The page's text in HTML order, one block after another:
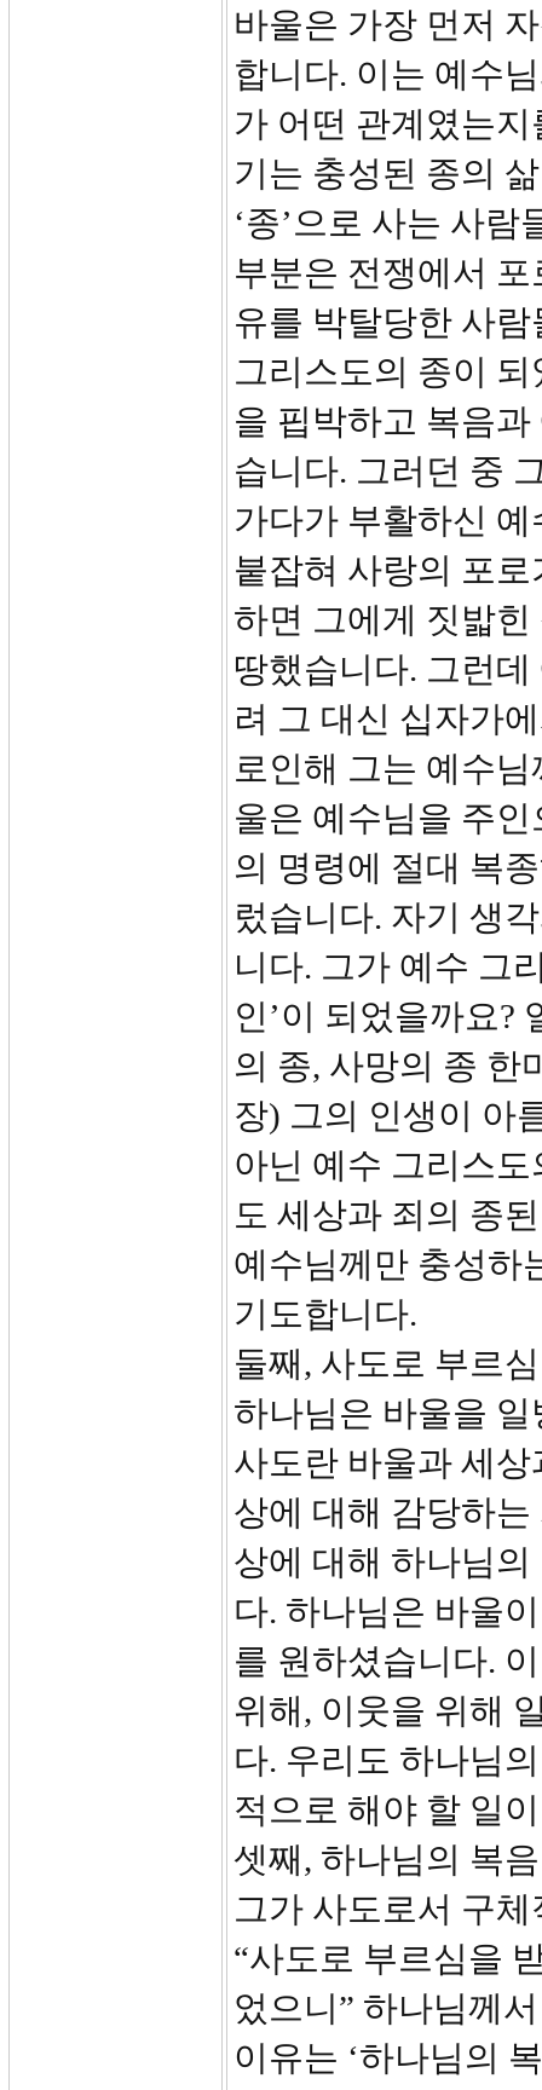
바울은 가장 먼저
합니다. 이는 예수
가 어떤 관계였는
기는 충성된 종의
‘종’으로 사는 사
부분은 전쟁에서
유를 박탈당한 사
그리스도의 종이
을 핍박하고 복음
습니다. 그러던 중
가다가 부활하신
붙잡혀 사랑의 포
하면 그에게 짓밟
땅했습니다. 그런
려 그 대신 십자가
로인해 그는 예수
울은 예수님을 주인
의 명령에 절대 복
렀습니다. 자기 생
니다. 그가 예수 그
인’이 되었을까요?
의 종, 사망의 종 한
장) 그의 인생이 아
아닌 예수 그리스
도 세상과 죄의 종
예수님께만 충성하
기도합니다.
둘째, 사도로 부르
하나님은 바울을
사도란 바울과 세
상에 대해 감당하
상에 대해 하나님
다. 하나님은 바울
를 원하셨습니다.
위해, 이웃을 위해
다. 우리도 하나님
적으로 해야 할 일
셋째, 하나님의 복
그가 사도로서 구
“사도로 부르심을
었으니” 하나님께
이유는 ‘하나님의